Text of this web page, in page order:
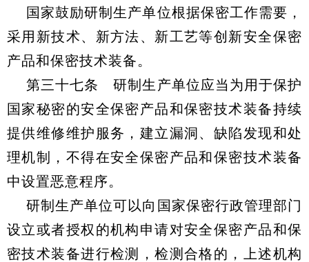
国家鼓励研制生产单位根据保密工作需要，
采用新技术、新方法、新工艺等创新安全保密
产品和保密技术装备。
第三十七条 研制生产单位应当为用于保护
国家秘密的安全保密产品和保密技术装备持续
提供维修维护服务，建立漏洞、缺陷发现和处
理机制，不得在安全保密产品和保密技术装备
中设置恶意程序。
研制生产单位可以向国家保密行政管理部门
设立或者授权的机构申请对安全保密产品和保
密技术装备进行检测，检测合格的，上述机构